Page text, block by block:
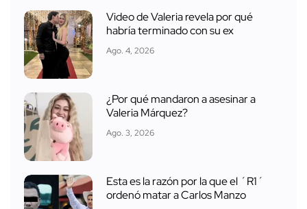
Video de Valeria revela por qué
habría terminado con su ex
Ago. 4, 2026
¿Por qué mandaron a asesinar a
Valeria Márquez?
Ago. 3, 2026
Esta es la razón por la que el ´R1´
ordenó matar a Carlos Manzo